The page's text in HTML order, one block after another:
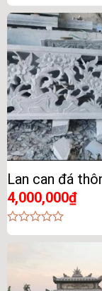
0
out
of
5
Lan can đá
4,000,000₫
0